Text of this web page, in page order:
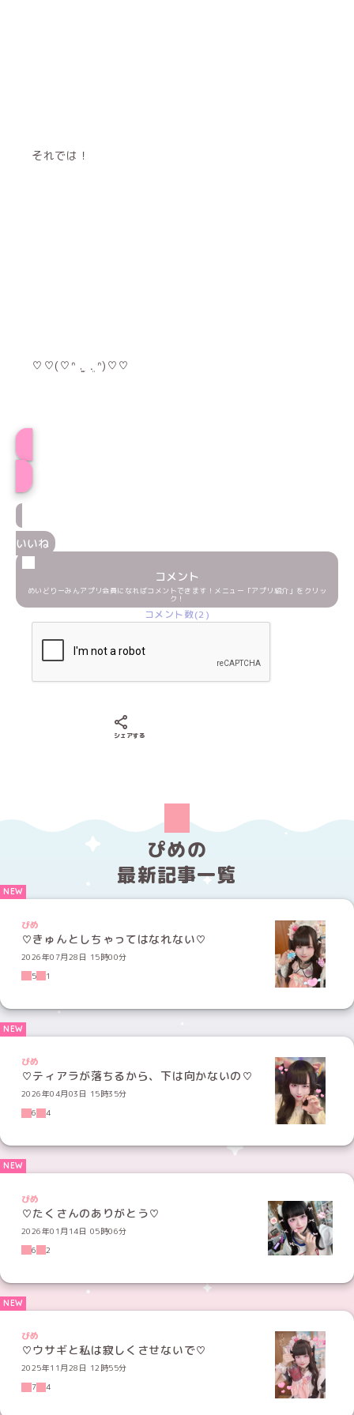
それでは！
♡♡(♡ᐢ ܸ. ̫ .ܸ ᐢ)♡♡
いいね
コメント
めいどりーみんアプリ会員になればコメントできます！メニュー「アプリ紹介」をクリッ
ク！
コメント数(2)
シェアする
ぴめの
最新記事一覧
ぴめ
♡きゅんとしちゃってはなれない♡
2026年07月28日 15時00分
5
1
ぴめ
♡ティアラが落ちるから、下は向かないの♡
2026年04月03日 15時35分
6
4
ぴめ
♡たくさんのありがとう♡
2026年01月14日 05時06分
6
2
ぴめ
♡ウサギと私は寂しくさせないで♡
2025年11月28日 12時55分
7
4